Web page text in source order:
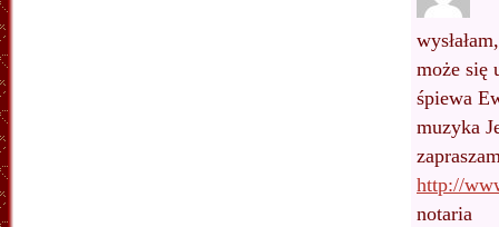
może się
śpiewa
muzyka
http://
notaria